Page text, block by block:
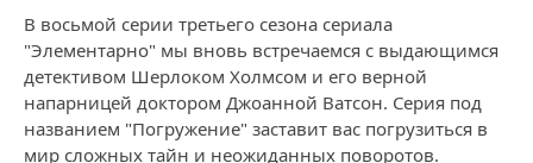
В восьмой серии третьего сезона сериала
"Элементарно" мы вновь встречаемся с выдающимся
детективом Шерлоком Холмсом и его верной
напарницей доктором Джоанной Ватсон. Серия под
названием "Погружение" заставит вас погрузиться в
мир сложных тайн и неожиданных поворотов.